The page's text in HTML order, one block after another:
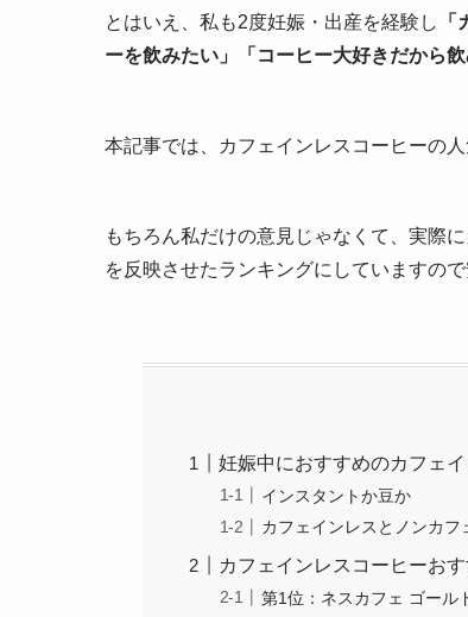
とはいえ、私も2度妊娠・出産を経験し
ーを飲みたい」「コーヒー大好きだから飲
本記事では、カフェインレスコーヒーの
もちろん私だけの意見じゃなくて、実際
を反映させたランキングにしていますの
妊娠中におすすめのカフェ
インスタントか豆か
カフェインレスとノンカフ
カフェインレスコーヒーお
第1位：ネスカフェ ゴール